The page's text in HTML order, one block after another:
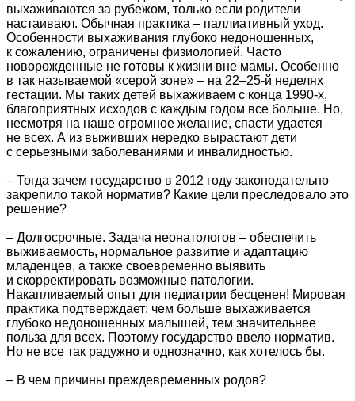
выхаживаются за рубежом, только если родители
настаивают. Обычная практика – паллиативный уход.
Особенности выхаживания глубоко недоношенных,
к сожалению, ограничены физиологией. Часто
новорожденные не готовы к жизни вне мамы. Особенно
в так называемой «серой зоне» – на 22–25-й неделях
гестации. Мы таких детей выхаживаем с конца 1990-х,
благоприятных исходов с каждым годом все больше. Но,
несмотря на наше огромное желание, спасти удается
не всех. А из выживших нередко вырастают дети
с серьезными заболеваниями и инвалидностью.
– Тогда зачем государство в 2012 году законодательно
закрепило такой норматив? Какие цели преследовало это
решение?
– Долгосрочные. Задача неонатологов – обеспечить
выживаемость, нормальное развитие и адаптацию
младенцев, а также своевременно выявить
и скорректировать возможные патологии.
Накапливаемый опыт для педиатрии бесценен! Мировая
практика подтверждает: чем больше выхаживается
глубоко недоношенных малышей, тем значительнее
польза для всех. Поэтому государство ввело норматив.
Но не все так радужно и однозначно, как хотелось бы.
– В чем причины преждевременных родов?